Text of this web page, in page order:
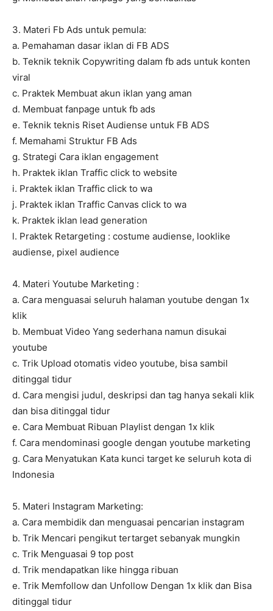
3. Materi Fb Ads untuk pemula:
a. Pemahaman dasar iklan di FB ADS
b. Teknik teknik Copywriting dalam fb ads untuk konten
viral
c. Praktek Membuat akun iklan yang aman
d. Membuat fanpage untuk fb ads
e. Teknik teknis Riset Audiense untuk FB ADS
f. Memahami Struktur FB Ads
g. Strategi Cara iklan engagement
h. Praktek iklan Traffic click to website
i. Praktek iklan Traffic click to wa
j. Praktek iklan Traffic Canvas click to wa
k. Praktek iklan lead generation
l. Praktek Retargeting : costume audiense, looklike
audiense, pixel audience
4. Materi Youtube Marketing :
a. Cara menguasai seluruh halaman youtube dengan 1x
klik
b. Membuat Video Yang sederhana namun disukai
youtube
c. Trik Upload otomatis video youtube, bisa sambil
ditinggal tidur
d. Cara mengisi judul, deskripsi dan tag hanya sekali klik
dan bisa ditinggal tidur
e. Cara Membuat Ribuan Playlist dengan 1x klik
f. Cara mendominasi google dengan youtube marketing
g. Cara Menyatukan Kata kunci target ke seluruh kota di
Indonesia
5. Materi Instagram Marketing:
a. Cara membidik dan menguasai pencarian instagram
b. Trik Mencari pengikut tertarget sebanyak mungkin
c. Trik Menguasai 9 top post
d. Trik mendapatkan like hingga ribuan
e. Trik Memfollow dan Unfollow Dengan 1x klik dan Bisa
ditinggal tidur